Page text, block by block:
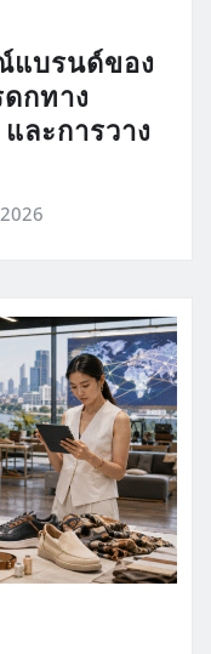
แบรนด์ของ
กทาง
ละการวาง